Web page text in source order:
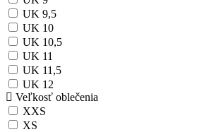
UK 9,5
UK 10
UK 10,5
UK 11
UK 11,5
UK 12
Veľkosť oblečenia
XXS
XS